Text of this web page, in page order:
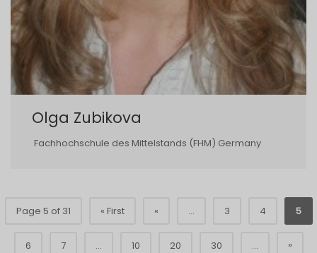
Olga Zubikova
Fachhochschule des Mittelstands (FHM) Germany
Page 5 of 31 « First « ... 3 4 5
6 7 ... 10 20 30 ... »